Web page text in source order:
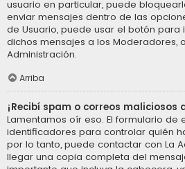
usuario en particular, puede
enviar mensajes dentro de las
de Usuario, puede usar el botón
dichos mensajes a los Moderadores,
Administración.
Arriba
¡Recibí spam o correos maliciosos
Lamentamos oír eso. El formulario de
identificadores para controlar quién
por lo tanto, puede contactar con La
llegar una copia completa del